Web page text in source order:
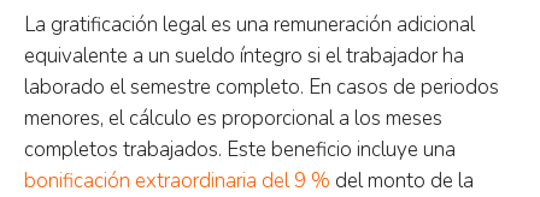
La gratificación legal es una remuneración adicional
equivalente a un sueldo íntegro si el trabajador ha
laborado el semestre completo. En casos de periodos
menores, el cálculo es proporcional a los meses
completos trabajados. Este beneficio incluye una
bonificación extraordinaria del 9 % del monto de la